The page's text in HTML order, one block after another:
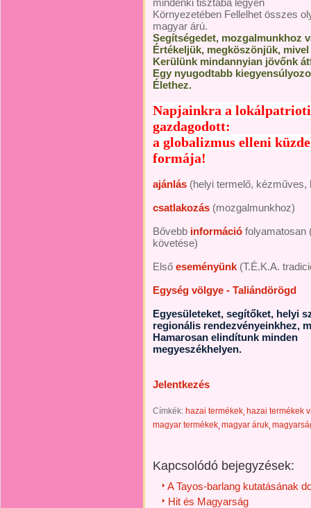
mindenki tisztába legyen
Környezetében Fellelhet összes
magyar árú.
Segítségedet, mozgalmunkhoz
Értékeljük, megköszönjük,
Kerülünk mindannyian jövőnk
Egy nyugodtabb
Élethez.
Napjainkra a
gazdagodott:
a globalizmus elleni
formája!
ajánlás (helyi termelő,
csatlakozás (mozgalmunkhoz)
Bővebb információ folyamatosan
követése)
Első eseményünk (T.É.K.A.
Egység völgye - Taliándörögd
Egyesületeket, segítőket, helyi
regionális rendezvényeinkhez,
Hamarosan elindítunk minden
megyeszékhelyen.
Jelentkezés
Címkék: hazai termékek hazai termékek
magyar termékek magyar áruk
Kapcsolódó bejegyzések:
A Tayos-barlang kutatásának
Hit és Magyarság